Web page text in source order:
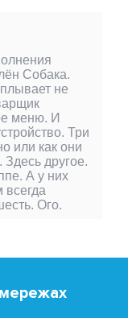
Собака.
не
меню. И
Три
или как они
другое.
А у них
всегда
Ого.